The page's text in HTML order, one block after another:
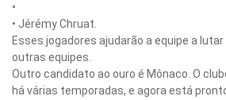
•
• Jérémy Chruat.
Esses jogadores ajudarão a equipe a lutar
outras equipes.
Outro candidato ao ouro é Mônaco. O
há várias temporadas, e agora está